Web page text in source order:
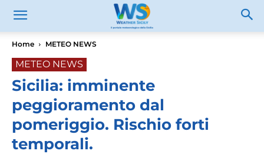
Home METEO NEWS
METEO NEWS
Sicilia: imminente
peggioramento dal
pomeriggio. Rischio forti
temporali.